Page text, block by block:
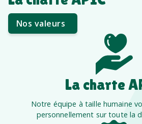
Nos valeurs
La charte
Notre équipe à taille humaine
personnellement sur toute la